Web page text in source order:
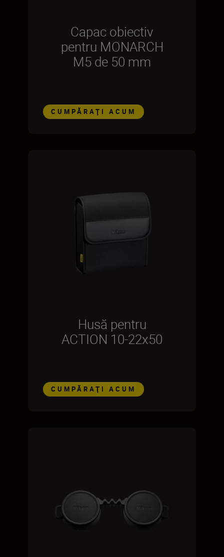
Capac obiectiv
pentru MONARCH
M5 de 50 mm
CUMPĂRAŢI ACUM
Husă pentru
ACTION 10-22x50
CUMPĂRAŢI ACUM